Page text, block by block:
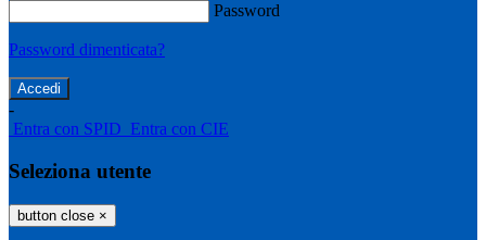
Password
Password dimenticata?
-
Entra con SPID Entra con CIE
Seleziona utente
button close ×